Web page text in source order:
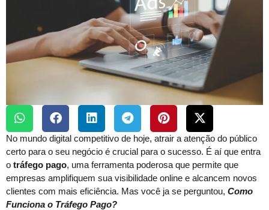
No mundo digital competitivo de hoje, atrair a atenção do público
certo para o seu negócio é crucial para o sucesso. É aí que entra
o tráfego pago, uma ferramenta poderosa que permite que
empresas amplifiquem sua visibilidade online e alcancem novos
clientes com mais eficiência. Mas você ja se perguntou, Como
Funciona o Tráfego Pago?